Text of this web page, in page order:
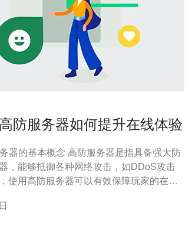
防服务器如何提升在线体验
高防服务器是指具备强大防
，能够抵御各种网络攻击，如DDoS攻击
使用高防服务器可以有效保障玩家的在线